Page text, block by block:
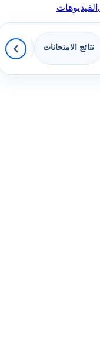
الفيديوهات
نتائج الامتحانات